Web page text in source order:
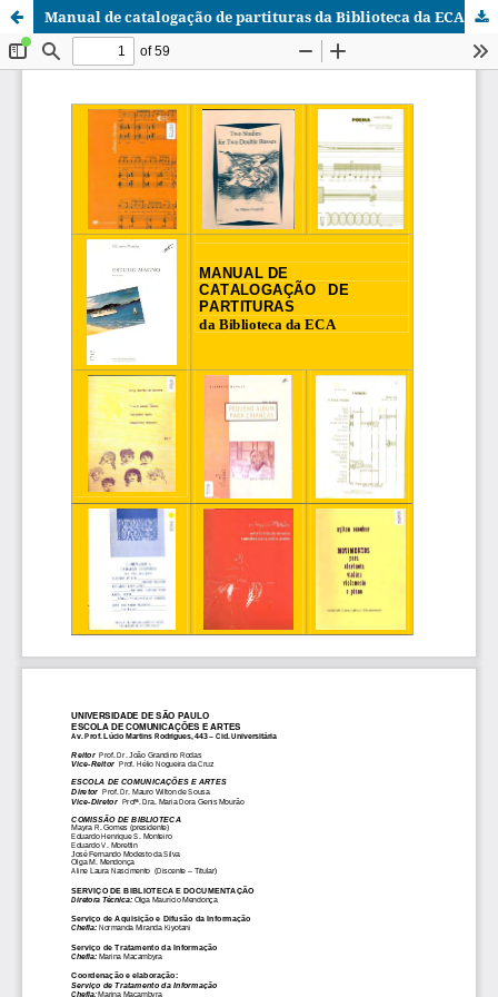
Manual de catalogação de partituras da Biblioteca da ECA